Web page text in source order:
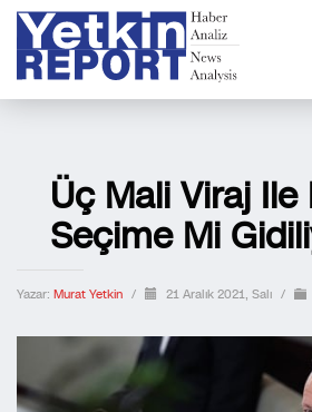
Üç Mali Viraj Ile
Seçime Mi
Yazar: Murat Yetkin / 21 Aralık 2021, Salı /